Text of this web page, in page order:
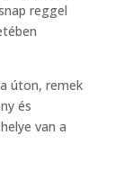
reggel
úton, remek
és
van a